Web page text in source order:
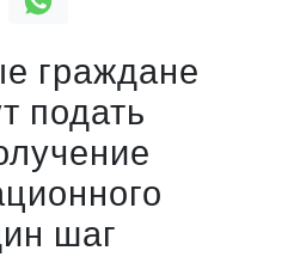
граждане
подать
шаг